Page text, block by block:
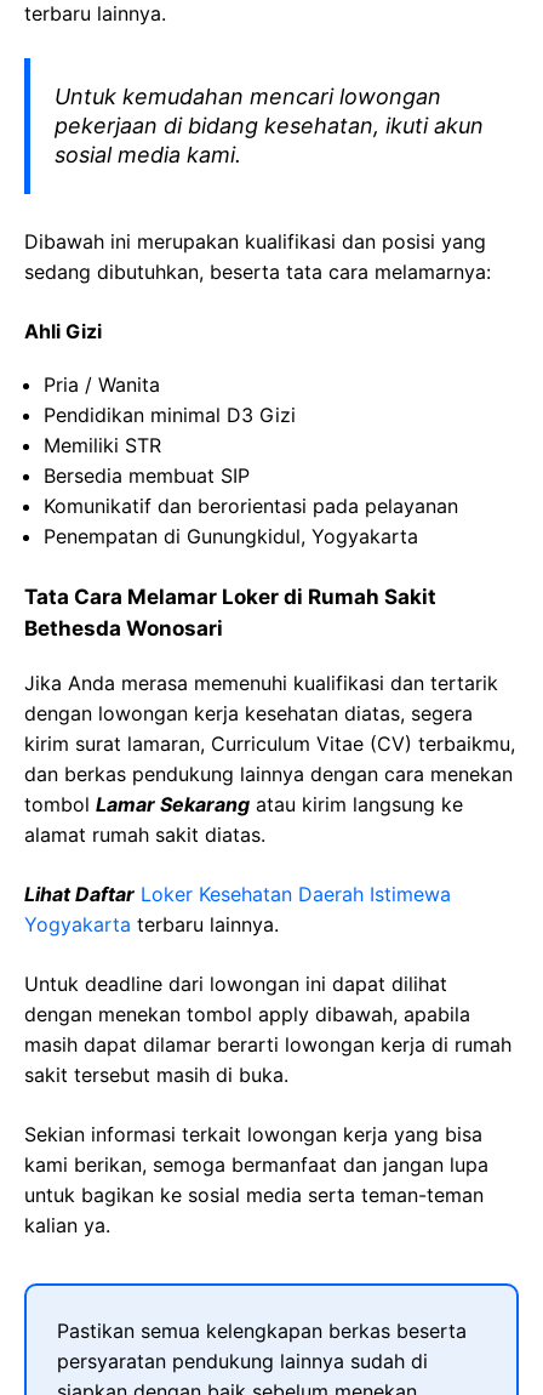
terbaru lainnya.
Untuk kemudahan mencari lowongan
pekerjaan di bidang kesehatan, ikuti akun
sosial media kami.
Dibawah ini merupakan kualifikasi dan posisi yang
sedang dibutuhkan, beserta tata cara melamarnya:
Ahli Gizi
Pria / Wanita
Pendidikan minimal D3 Gizi
Memiliki STR
Bersedia membuat SIP
Komunikatif dan berorientasi pada pelayanan
Penempatan di Gunungkidul, Yogyakarta
Tata Cara Melamar Loker di Rumah Sakit
Bethesda Wonosari
Jika Anda merasa memenuhi kualifikasi dan tertarik
dengan lowongan kerja kesehatan diatas, segera
kirim surat lamaran, Curriculum Vitae (CV) terbaikmu,
dan berkas pendukung lainnya dengan cara menekan
tombol Lamar Sekarang atau kirim langsung ke
alamat rumah sakit diatas.
Lihat Daftar Loker Kesehatan Daerah Istimewa
Yogyakarta terbaru lainnya.
Untuk deadline dari lowongan ini dapat dilihat
dengan menekan tombol apply dibawah, apabila
masih dapat dilamar berarti lowongan kerja di rumah
sakit tersebut masih di buka.
Sekian informasi terkait lowongan kerja yang bisa
kami berikan, semoga bermanfaat dan jangan lupa
untuk bagikan ke sosial media serta teman-teman
kalian ya.
Pastikan semua kelengkapan berkas beserta
persyaratan pendukung lainnya sudah di